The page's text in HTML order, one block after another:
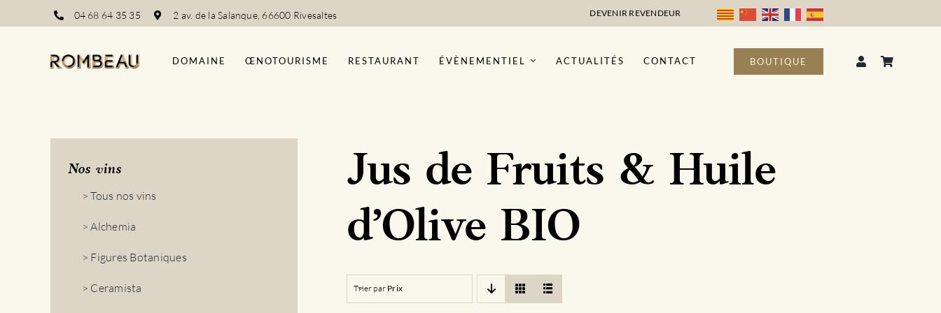
au
04 68 64 35 35 2 av. de la Salanque, 66600 Rivesaltes DEVENIR REVENDEUR
DOMAINE ŒNOTOURISME RESTAURANT ÉVÈNEMENTIEL ACTUALITÉS CONTACT BOUTIQUE
Nos vins
> Tous nos vins
> Alchemia
> Figures Botaniques
> Ceramista
Jus de Fruits & Huile
d’Olive BIO
Trier par Prix